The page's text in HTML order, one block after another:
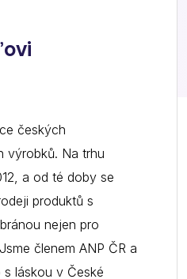
českých
výrobků. Na trhu
a od té doby se
produktů s
nejen pro
členem ANP ČR a
láskou v České